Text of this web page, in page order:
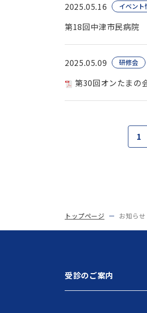
2025.05.16 イベント
第18回中津市民病院
2025.05.09 研修会
第30回オンたまの
1
トップページ お知らせ
受診のご案内